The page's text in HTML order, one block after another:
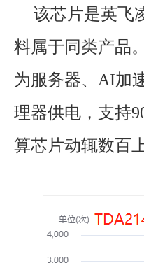
该芯片是英飞
料属于同类产品
为服务器、AI加
理器供电，支持
算芯片动辄数百